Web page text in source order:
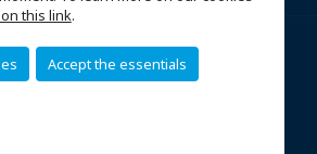
this link.
Accept the essentials